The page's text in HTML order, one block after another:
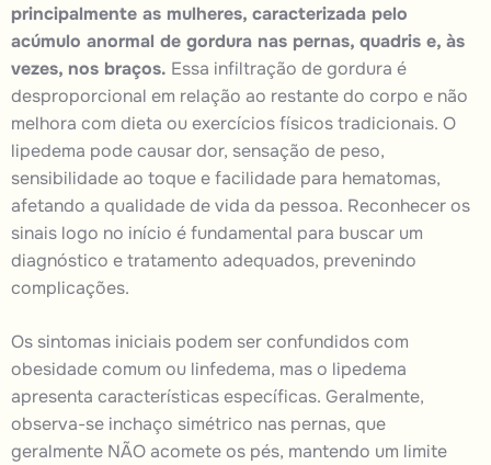
principalmente as mulheres, caracterizada pelo
acúmulo anormal de gordura nas pernas, quadris e, às
vezes, nos braços. Essa infiltração de gordura é
desproporcional em relação ao restante do corpo e não
melhora com dieta ou exercícios físicos tradicionais. O
lipedema pode causar dor, sensação de peso,
sensibilidade ao toque e facilidade para hematomas,
afetando a qualidade de vida da pessoa. Reconhecer os
sinais logo no início é fundamental para buscar um
diagnóstico e tratamento adequados, prevenindo
complicações.
Os sintomas iniciais podem ser confundidos com
obesidade comum ou linfedema, mas o lipedema
apresenta características específicas. Geralmente,
observa-se inchaço simétrico nas pernas, que
geralmente NÃO acomete os pés, mantendo um limite